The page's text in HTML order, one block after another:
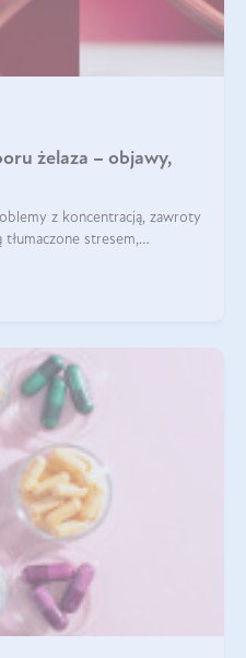
żelaza – objawy,
z koncentracją, zawroty
stresem,